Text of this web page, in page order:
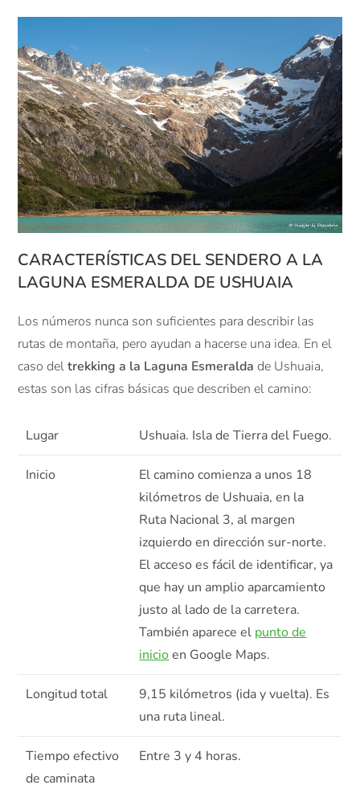
CARACTERÍSTICAS DEL SENDERO A LA
LAGUNA ESMERALDA DE USHUAIA
Los números nunca son suficientes para describir las
rutas de montaña, pero ayudan a hacerse una idea. En el
caso deltrekking a la Laguna Esmeralda de Ushuaia,
estas son las cifras básicas que describen el camino:
Lugar Ushuaia. Isla de Tierra del Fuego.
Inicio
El camino comienza a unos 18
kilómetros de Ushuaia, en la
Ruta Nacional 3, al margen
izquierdo en dirección sur-norte.
El acceso es fácil de identificar, ya
que hay un amplio aparcamiento
justo al lado de la carretera.
También aparece el punto de
inicioen Google Maps.
Longitud total
9,15 kilómetros (ida y vuelta). Es
una ruta lineal.
Tiempo efectivo
de caminata
Entre 3 y 4 horas.